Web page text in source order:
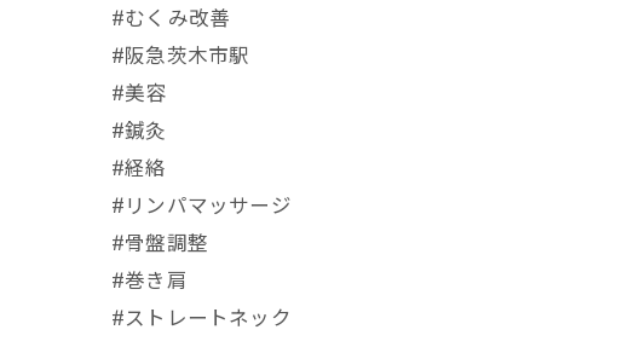
#むくみ改善
#阪急茨木市駅
⁡#美容
#鍼灸
#経絡
#リンパマッサージ
#骨盤調整
#巻き肩
#ストレートネック